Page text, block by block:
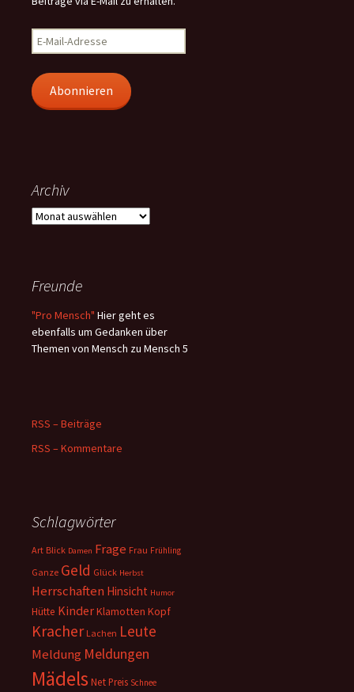
E-
Mail-
Abonnieren
Archiv
Archiv
Freunde
"Pro Mensch" Hier geht es
ebenfalls um Gedanken über
Themen von Mensch zu Mensch 5
RSS – Beiträge
RSS – Kommentare
Schlagwörter
Art Blick Damen Frage Frau Frühling
Ganze Geld Glück Herbst
Herrschaften Hinsicht Humor
Hütte KinderKlamotten Kopf
Kracher Lachen Leute
Meldung Meldungen
Mädels NetPreis Schnee